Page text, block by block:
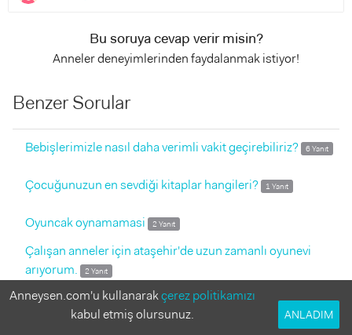
Bu soruya cevap verir misin?
Anneler deneyimlerinden faydalanmak istiyor!
Benzer Sorular
Bebişlerimizle nasıl daha verimli vakit geçirebiliriz? 6 Yanıt
Çocuğunuzun en sevdiği kitaplar hangileri? 1 Yanıt
Oyuncak oynamamasi 2 Yanıt
Çalışan anneler için ataşehir'de uzun zamanlı oyunevi
arıyorum.
2 Yanıt
Ah bu reklamlarrr 15 Yanıt
3-6 yaş araliği oyun , arkadaşlik ve aktiviteler açisindan
Anneysen.com'u kullanarakçerez politikamızı
kabul etmiş olursunuz.
ANLADIM